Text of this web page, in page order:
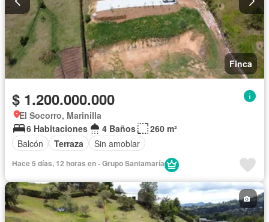
Finca
$ 1.200.000.000
El Socorro, Marinilla
6 Habitaciones
4 Baños
260 m²
Balcón
Terraza Sin amoblar
Hace 5 días, 12 horas en - Grupo Santamaría